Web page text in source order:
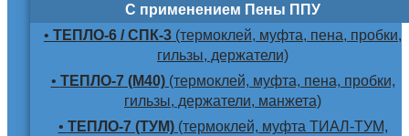
С применением Пены ППУ
• ТЕПЛО-6 / СПК-3 (термоклей, муфта, пена, пробки,
гильзы, держатели)
• ТЕПЛО-7 (М40)(термоклей, муфта, пена, пробки,
гильзы, держатели, манжета)
• ТЕПЛО-7 (ТУМ)(термоклей, муфта ТИАЛ-ТУМ,